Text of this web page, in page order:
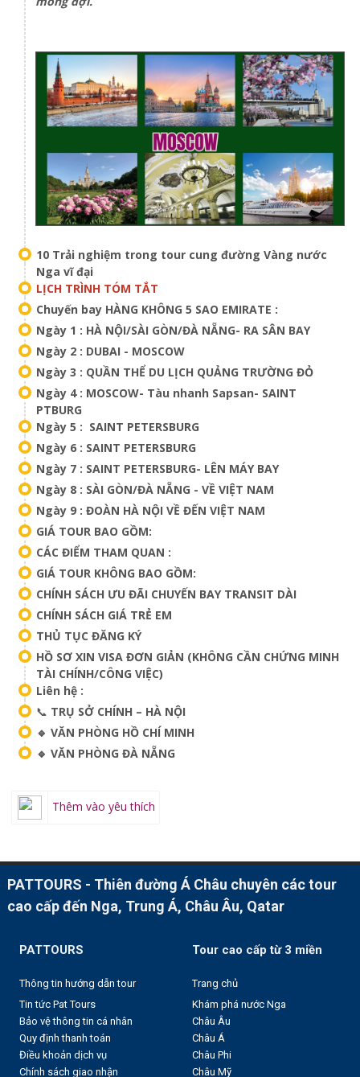
10 Trải nghiệm trong tour cung đường Vàng nước
Nga vĩ đại
LỊCH TRÌNH TÓM TẮT
Chuyến bay HÀNG KHÔNG 5 SAO EMIRATE :
Ngày 1 : HÀ NỘI/SÀI GÒN/ĐÀ NẴNG- RA SÂN BAY
Ngày 2 : DUBAI - MOSCOW
Ngày 3 : QUẦN THỂ DU LỊCH QUẢNG TRƯỜNG ĐỎ
Ngày 4 : MOSCOW- Tàu nhanh Sapsan- SAINT
PTBURG
Ngày 5 : SAINT PETERSBURG
Ngày 6 : SAINT PETERSBURG
Ngày 7 : SAINT PETERSBURG- LÊN MÁY BAY
Ngày 8 : SÀI GÒN/ĐÀ NẴNG - VỀ VIỆT NAM
Ngày 9 : ĐOÀN HÀ NỘI VỀ ĐẾN VIỆT NAM
GIÁ TOUR BAO GỒM:
CÁC ĐIỂM THAM QUAN :
GIÁ TOUR KHÔNG BAO GỒM:
CHÍNH SÁCH ƯU ĐÃI CHUYẾN BAY TRANSIT DÀI
CHÍNH SÁCH GIÁ TRẺ EM
THỦ TỤC ĐĂNG KÝ
HỒ SƠ XIN VISA ĐƠN GIẢN (KHÔNG CẦN CHỨNG MINH
TÀI CHÍNH/CÔNG VIỆC)
Liên hệ :
📞 TRỤ SỞ CHÍNH – HÀ NỘI
🔹 VĂN PHÒNG HỒ CHÍ MINH
🔹 VĂN PHÒNG ĐÀ NẴNG
Thêm vào yêu thích
PATTOURS - Thiên đường Á Châu chuyên các tour
cao cấp đến Nga, Trung Á, Châu Âu, Qatar
PATTOURS
Thông tin hướng dẫn tour
Tin tức Pat Tours
Bảo vệ thông tin cá nhân
Quy định thanh toán
Điều khoản dịch vụ
Chính sách giao nhận
Tour cao cấp từ 3 miền
Trang chủ
Khám phá nước Nga
Châu Âu
Châu Á
Châu Phi
Châu Mỹ